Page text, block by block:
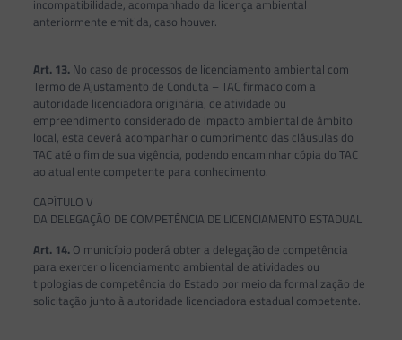
incompatibilidade, acompanhado da licença ambiental
anteriormente emitida, caso houver.
Art. 13.No caso de processos de licenciamento ambiental com
Termo de Ajustamento de Conduta – TAC firmado com a
autoridade licenciadora originária, de atividade ou
empreendimento considerado de impacto ambiental de âmbito
local, esta deverá acompanhar o cumprimento das cláusulas do
TAC até o fim de sua vigência, podendo encaminhar cópia do TAC
ao atual ente competente para conhecimento.
CAPÍTULO V
DA DELEGAÇÃO DE COMPETÊNCIA DE LICENCIAMENTO ESTADUAL
Art. 14.O município poderá obter a delegação de competência
para exercer o licenciamento ambiental de atividades ou
tipologias de competência do Estado por meio da formalização de
solicitação junto à autoridade licenciadora estadual competente.